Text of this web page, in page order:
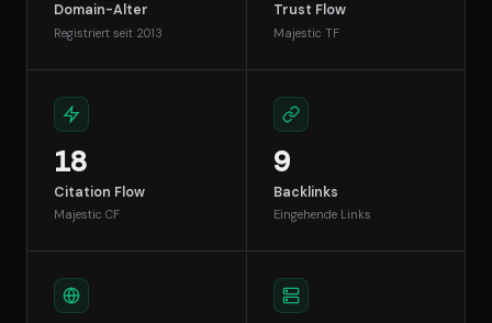
Domain-Alter
Registriert seit 2013
Trust Flow
Majestic TF
18
Citation Flow
Majestic CF
9
Backlinks
Eingehende Links